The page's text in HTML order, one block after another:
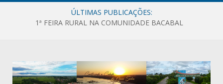
ÚLTIMAS PUBLICAÇÕES:
1ª FEIRA RURAL NA COMUNIDADE BACABAL